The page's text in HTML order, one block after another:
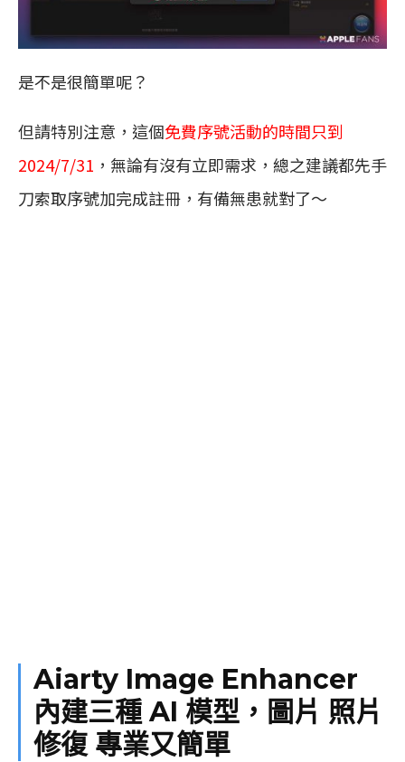
是不是很簡單呢？
但請特別注意，這個免費序號活動的時間只到
2024/7/31 ，無論有沒有立即需求，總之建議都先手
刀索取序號加完成註冊，有備無患就對了～
Aiarty Image Enhancer
內建三種 AI 模型，圖片 照片
修復 專業又簡單